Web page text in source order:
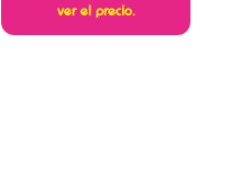
ver el precio.